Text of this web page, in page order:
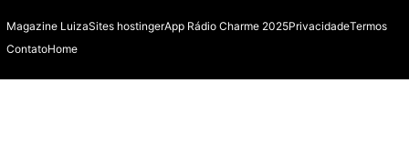
Magazine LuizaSites hostingerApp Rádio Charme 2025PrivacidadeTermos
ContatoHome